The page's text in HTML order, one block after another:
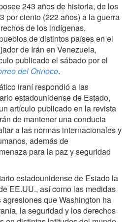
243 años de historia, de los
por ciento (222 años) a la guerra
de los indígenas,
de distintos países en el
de Irán en Venezuela,
publicado el sábado por el
del Orinoco.
iraní respondió a las
estadounidense de Estado,
artículo publicado en la revista
de mantener una conducta
a las normas internacionales y
además de
para la paz y seguridad
estadounidense de Estado la
EE.UU., así como las medidas
que Washington ha
la seguridad y los derechos